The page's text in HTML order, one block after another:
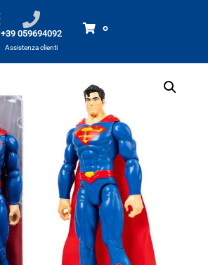
+39 059694092
Assistenza clienti
0
Superman personaggio